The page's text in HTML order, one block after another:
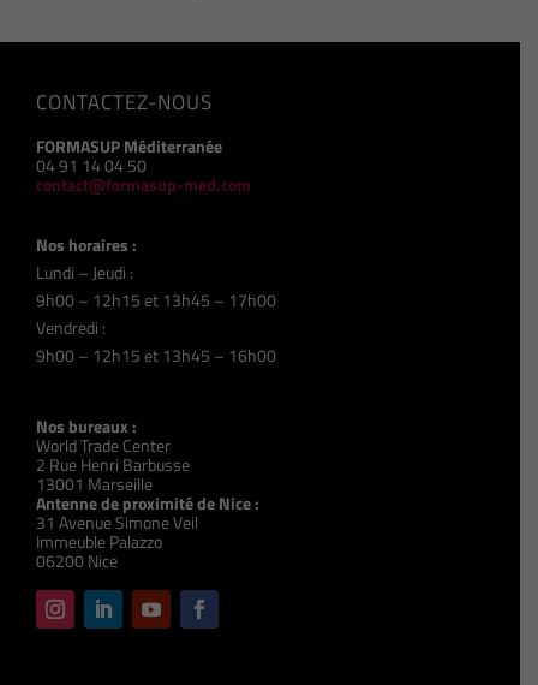
CONTACTEZ-NOUS
FORMASUP Méditerranée
04 91 14 04 50
contact@formasup-med.com
Nos horaires :
Lundi – Jeudi :
9h00 – 12h15 et 13h45 – 17h00
Vendredi :
9h00 – 12h15 et 13h45 – 16h00
Nos bureaux :
World Trade Center
2 Rue Henri Barbusse
13001 Marseille
Antenne de proximité de Nice :
31 Avenue Simone Veil
Immeuble Palazzo
06200 Nice